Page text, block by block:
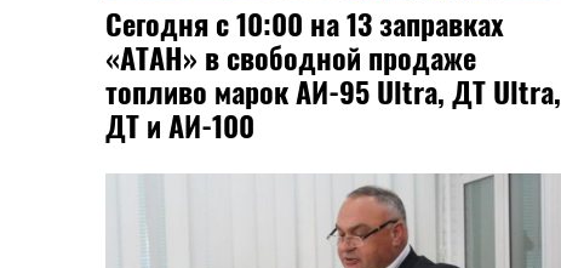
Сегодня с 10:00 на 13 заправках
«АТАН» в свободной продаже
топливо марок АИ-95 Ultra, ДТ Ultra,
ДТ и АИ-100